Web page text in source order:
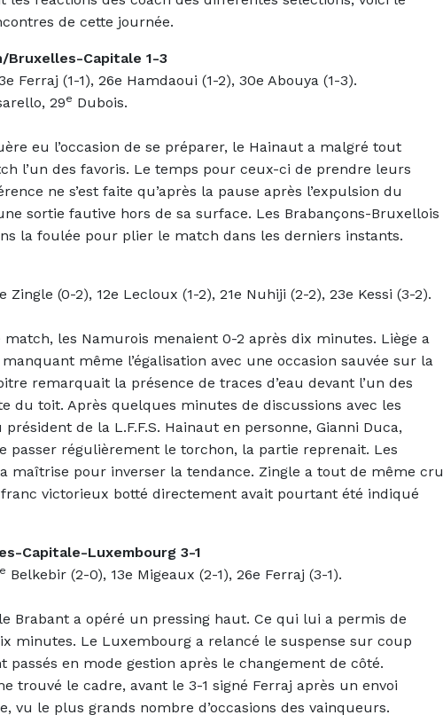
de cette journée.
Bruxelles-Capitale 1-3
Ferraj (1-1), 26e Hamdaoui (1-2), 30e Abouya (1-3).
29e Dubois.
eu l’occasion de se préparer, le Hainaut a malgré tout
l’un des favoris. Le temps pour ceux-ci de prendre leurs
ne s’est faite qu’après la pause après l’expulsion du
sortie fautive hors de sa surface. Les Brabançons-Bruxellois
la foulée pour plier le match dans les derniers instants.
Zingle (0-2), 12e Lecloux (1-2), 21e Nuhiji (2-2), 23e Kessi (3-2).
les Namurois menaient 0-2 après dix minutes. Liège a
même l’égalisation avec une occasion sauvée sur la
remarquait la présence de traces d’eau devant l’un des
du toit. Après quelques minutes de discussions avec les
de la L.F.F.S. Hainaut en personne, Gianni Duca,
passer régulièrement le torchon, la partie reprenait. Les
maîtrise pour inverser la tendance. Zingle a tout de même cru
franc victorieux botté directement avait pourtant été indiqué
Capitale-Luxembourg 3-1
e Belkebir (2-0), 13e Migeaux (2-1), 26e Ferraj (3-1).
Brabant a opéré un pressing haut. Ce qui lui a permis de
minutes. Le Luxembourg a relancé le suspense sur coup
passés en mode gestion après le changement de côté.
trouvé le cadre, avant le 3-1 signé Ferraj après un envoi
vu le plus grands nombre d’occasions des vainqueurs.